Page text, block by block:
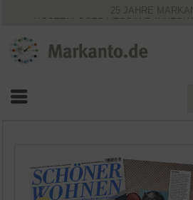
25 JAHRE
KOSTENLOSER VERSAND
VIELFÄLTIGE
BESTPRICE-